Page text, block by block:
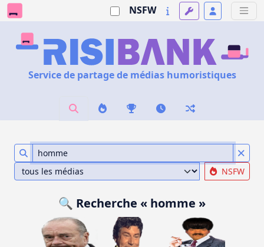
NSFW
Service de partage de médias humoristiques
NSFW
🔍 Recherche « homme »